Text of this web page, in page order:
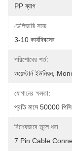
PP ব্যাগ
ডেলিভারি সময়:
3-10 কার্যদিবসের
পরিশোধের শর্ত:
ওয়েস্টার্ন ইউনিয়ন,
যোগানের ক্ষমতা:
প্রতি মাসে 50000 পিসি
বিশেষভাবে তুলে ধরা:
7 Pin Cable